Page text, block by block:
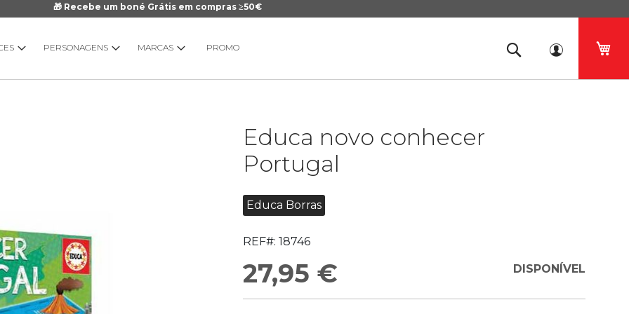
🎁 Recebe um boné Grátis em compras ≥50€
PERSONAGENS MARCAS PROMO
Educa novo conhecer
Portugal
Educa Borras
REF#: 18746
27,95 € DISPONÍVEL
Galeria
imagens